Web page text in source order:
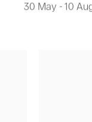
30 May - 10